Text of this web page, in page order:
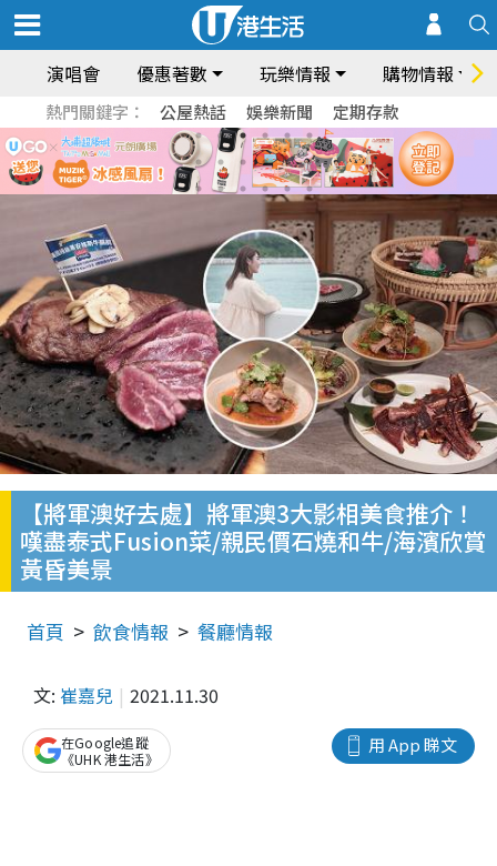
演唱會 優惠著數 玩樂情報 購物情報
熱門關鍵字： 公屋熱話 娛樂新聞 定期存款
【將軍澳好去處】將軍澳3大影相美食推介！
嘆盡泰式Fusion菜/親民價石燒和牛/海濱欣賞
黃昏美景
首頁 飲食情報 餐廳情報
文: 崔嘉兒 2021.11.30
用 App 睇文
在Google追蹤
《UHK 港生活》